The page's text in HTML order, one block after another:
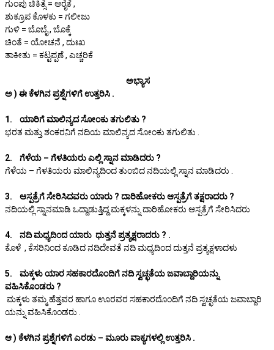
ಗುಂಪು ಚಿಕಿತ್ಸೆ = ಆರೈಕೆ ,
ಶುಕ್ರೂಪ ಕೊಳಕು = ಗಲೀಜು
ಗುಳಿ = ಬೊಬೈ , ಬೊಕ್ಕೆ
ಚಿಂತೆ = ಯೋಚನೆ , ದುಃಖ
ತಾಕೀತು = ಕಟ್ಟಪ್ಪಣೆ , ಎಚ್ಚರಿಕೆ
ಅಭ್ಯಾಸ
ಅ ) ಈ ಕೆಳಗಿನ ಪ್ರಶ್ನೆಗಳಿಗೆ ಉತ್ತರಿಸಿ .
1. ಯಾರಿಗೆ ಮಾಲಿನ್ಯದ ಸೋಂಕು ತಗುಲಿತು ?
ಭರತ ಮತ್ತು ಶಂಕರನಿಗೆ ನದಿಯ ಮಾಲಿನ್ಯದ ಸೋಂಕು ತಗುಲಿತು .
2. ಗೆಳೆಯ – ಗೆಳತಿಯರು ಎಲ್ಲಿ ಸ್ನಾನ ಮಾಡಿದರು ?
ಗೆಳೆಯ – ಗೆಳತಿಯರು ಮಾಲಿನ್ಯದಿಂದ ತುಂಬಿದ ನದಿಯಲ್ಲಿ ಸ್ನಾನ ಮಾಡಿದರು .
3. ಆಸ್ಪತ್ರೆಗೆ ಸೇರಿಸಿದವರು ಯಾರು ? ದಾರಿಹೋಕರು ಆಸ್ಪತ್ರೆಗೆ ತಕ್ಷರಾದರು ?
ನದಿಯಲ್ಲಿ ಸ್ನಾನಮಾಡಿ ಒದ್ದಾಡುತ್ತಿದ್ದ ಮಕ್ಕಳನ್ನು ದಾರಿಹೋಕರು ಆಸ್ಪತ್ರೆಗೆ ಸೇರಿಸಿದರು
4. ನದಿ ಮಧ್ಯದಿಂದ ಯಾರು ಧುತ್ತನೆ ಪ್ರತ್ಯಕ್ಷರಾದರು ? .
ಕೊಳೆ , ಕೆಸರಿನಿಂದ ಕೂಡಿದ ನದಿದೇವತೆ ನದಿ ಮಧ್ಯದಿಂದ ದುತ್ತನೆ ಪ್ರತ್ಯಕ್ಷಳಾದಳು
5. ಮಕ್ಕಳು ಯಾರ ಸಹಕಾರದೊಂದಿಗೆ ನದಿ ಸ್ವಚ್ಛತೆಯ ಜವಾಬ್ದಾರಿಯನ್ನು
ವಹಿಸಿಕೊಂಡರು ?
ಮಕ್ಕಳು ತಮ್ಮ ಹೆತ್ತವರ ಹಾಗೂ ಊರವರ ಸಹಕಾರದೊಂದಿಗೆ ನದಿ ಸ್ವಚ್ಛತೆಯ ಜವಾಬ್ದಾರಿ
ಯನ್ನು ವಹಿಸಿಕೊಂಡರು .
ಆ ) ಕೆಳಗಿನ ಪ್ರಶ್ನೆಗಳಿಗೆ ಎರಡು – ಮೂರು ವಾಕ್ಯಗಳಲ್ಲಿ ಉತ್ತರಿಸಿ .